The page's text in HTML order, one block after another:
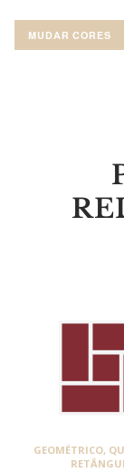
MUDAR CORES
GEOMÉTRICO,